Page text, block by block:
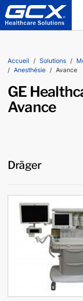
Accueil Solutions
Anesthésie
Avance
GE
Avance
Dräger